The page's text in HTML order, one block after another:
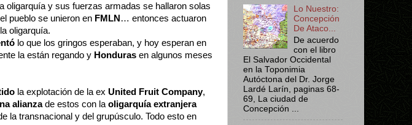
oligarquía y sus fuerzas armadas se hallaron solas
pueblo se unieron en FMLN… entonces actuaron
oligarquía.
lo que los gringos esperaban, y hoy esperan en
la están regando y Honduras en algunos meses
la explotación de la ex United Fruit Company,
alianzade estos con la oligarquía extranjera
la transnacional y del grupúsculo. Todo esto en
Lo Nuestro:
Concepción
De Ataco...
De acuerdo
con el libro
El Salvador Occidental
en la Toponimia
Autóctona del Dr. Jorge
Lardé Larín, paginas 68-
69, La ciudad de
Concepción ...